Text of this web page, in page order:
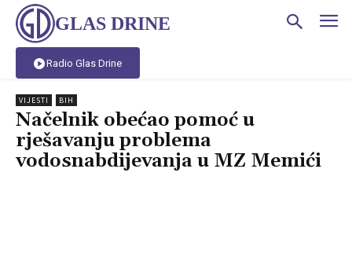
GLAS DRINE
Radio Glas Drine
VIJESTI BIH
Načelnik obećao pomoć u
rješavanju problema
vodosnabdijevanja u MZ Memići